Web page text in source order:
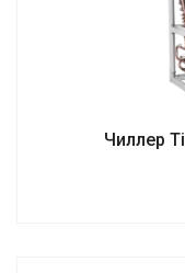
Чиллер